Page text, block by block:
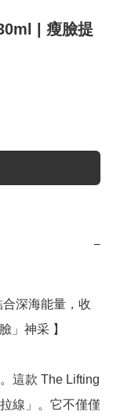
| 瘦臉提
−
合深海能量，收
」神采 】
這款 The Lifting
線」。它不僅僅